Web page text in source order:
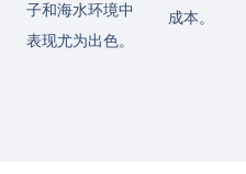
子和海水环境中
表现尤为出色。
成本。